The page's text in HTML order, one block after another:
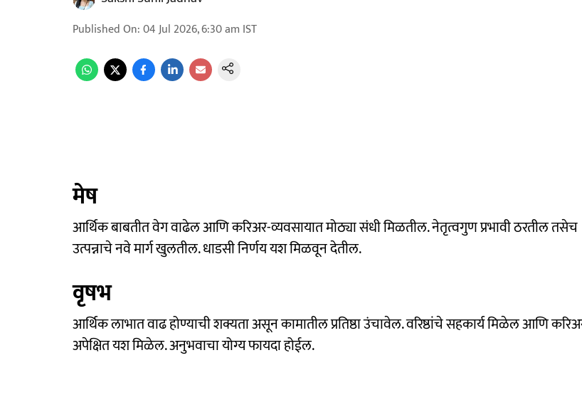
Published On:04 Jul 2026, 6:30 am IST
मेष
आर्थिक बाबतीत वेग वाढेल आणि करिअर-व्यवसायात मोठ्या संधी मिळतील. नेतृत्वगुण प्रभावी ठरतील तसेच
उत्पन्नाचे नवे मार्ग खुलतील. धाडसी निर्णय यश मिळवून देतील.
वृषभ
आर्थिक लाभात वाढ होण्याची शक्यता असून कामातील प्रतिष्ठा उंचावेल. वरिष्ठांचे सहकार्य मिळेल आणि
अपेक्षित यश मिळेल. अनुभवाचा योग्य फायदा होईल.